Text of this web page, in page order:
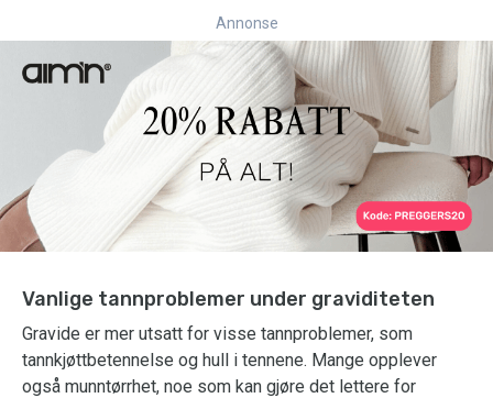
Annonse
Vanlige tannproblemer under graviditeten
Gravide er mer utsatt for visse tannproblemer, som
tannkjøttbetennelse og hull i tennene. Mange opplever
også munntørrhet, noe som kan gjøre det lettere for